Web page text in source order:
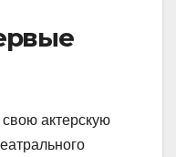
актерскую